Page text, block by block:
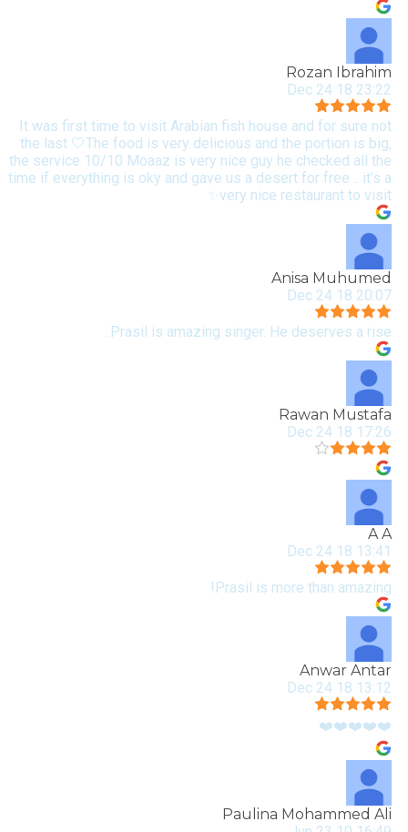
Rozan Ibrahim
23:22 18 Dec 24
It was first time to visit Arabian fish house and for sure not
the last 🤍The food is very delicious and the portion is big,
the service 10/10 Moaaz is very nice guy he checked all the
time if everything is oky and gave us a desert for free .. it’s a
very nice restaurant to visit✨
Anisa Muhumed
20:07 18 Dec 24
Prasil is amazing singer. He deserves a rise.
Rawan Mustafa
17:26 18 Dec 24
A A
13:41 18 Dec 24
Prasil is more than amazing!
Anwar Antar
13:12 18 Dec 24
❤️❤️❤️❤️❤️
Paulina Mohammed Ali